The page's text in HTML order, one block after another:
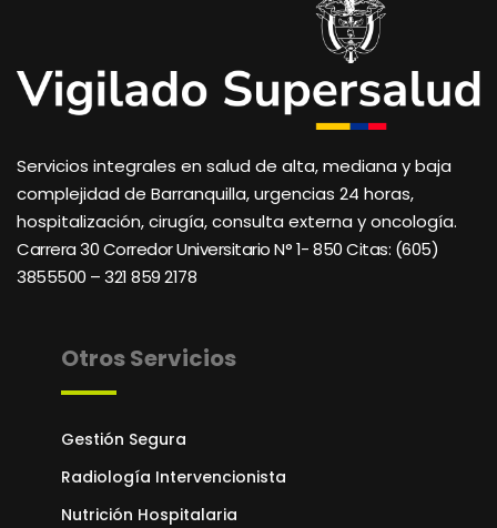
Servicios integrales en salud de alta, mediana y baja
complejidad de Barranquilla, urgencias 24 horas,
hospitalización, cirugía, consulta externa y oncología.
Carrera 30 Corredor Universitario N° 1- 850 Citas: (605)
3855500 – 321 859 2178
Otros Servicios
Gestión Segura
Radiología Intervencionista
Nutrición Hospitalaria